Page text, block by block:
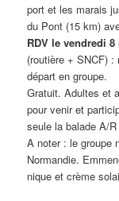
port et les marais
du Pont (15 km)
RDV le vendredi
(routière + SNCF)
départ en groupe.
Gratuit. Adultes et
pour venir et
seule la balade A/
A noter : le groupe
Normandie.
nique et crème